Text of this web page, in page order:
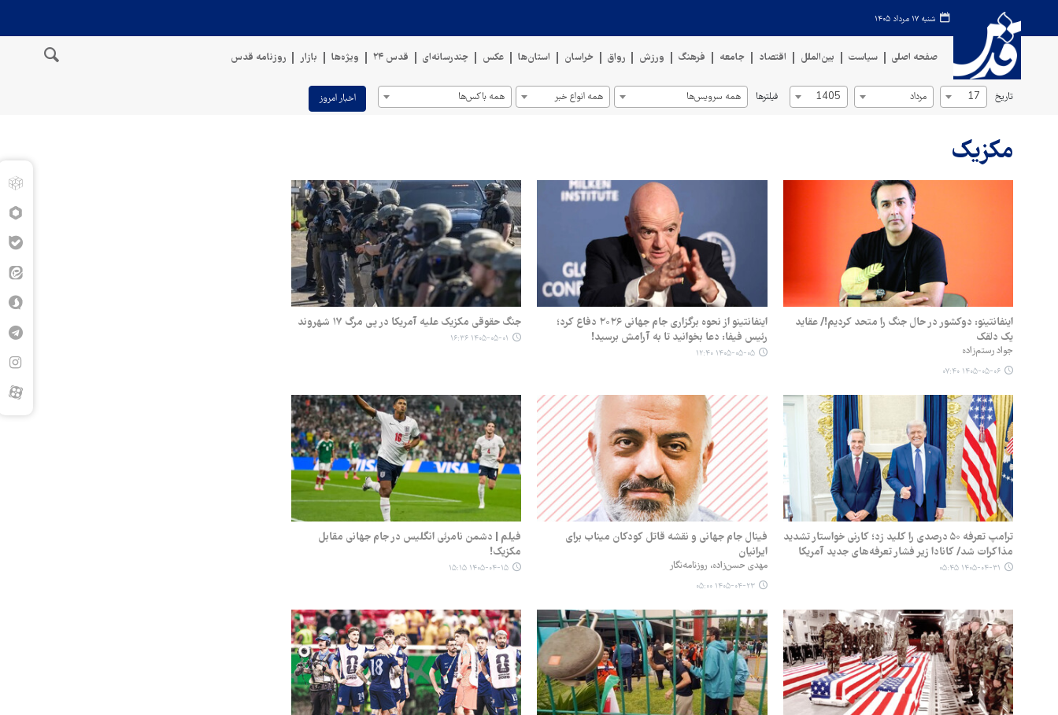
شنبه ۱۷ مرداد ۱۴۰۵
صفحه اصلی سیاست بین‌الملل اقتصاد جامعه فرهنگ ورزش رواق خراسان استان‌ها عکس چندرسانه‌ای قدس ۲۴ ویژه‌ها بازار روزنامه قدس
تاریخ 17 مرداد 1405 فیلترها همه سرویس‌ها همه انواع خبر همه باکس‌ها اخبار امروز
مکزیک
اینفانتینو: دوکشور در حال جنگ را متحد کردیم!/ عقاید
یک دلقک
جواد رستم‌زاده
۱۴۰۵-۰۵-۰۶ ۰۷:۴۰
اینفانتینو از نحوه برگزاری جام جهانی ۲۰۲۶ دفاع کرد؛
رئیس فیفا: دعا بخوانید تا به آرامش برسید!
۱۴۰۵-۰۵-۰۵ ۱۲:۴۰
جنگ حقوقی مکزیک علیه آمریکا در پی مرگ ۱۷ شهروند
۱۴۰۵-۰۵-۰۱ ۱۶:۳۶
ترامپ تعرفه ۵۰ درصدی را کلید زد؛ کارنی خواستار تشدید
مذاکرات شد/ کانادا زیر فشار تعرفه‌های جدید آمریکا
۱۴۰۵-۰۴-۳۱ ۰۵:۴۵
فینال جام جهانی و نقشه قاتل کودکان میناب برای
ایرانیان
مهدی حسن‌زاده، روزنامه‌نگار
۱۴۰۵-۰۴-۲۳ ۰۵:۰۰
فیلم | دشمن نامرئی انگلیس در جام جهانی مقابل
مکزیک!
۱۴۰۵-۰۴-۱۵ ۱۵:۱۵